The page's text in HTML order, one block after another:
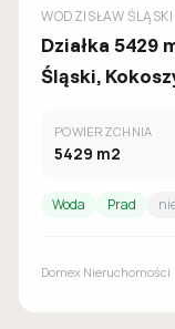
WODZISŁAW ŚLĄSKI
Działka 5429
Śląski,
POWIERZCHNIA
5429 m2
Woda Prad
Domex Nieruchomości